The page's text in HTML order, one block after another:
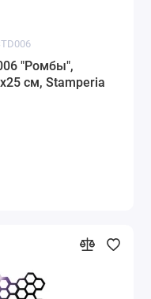
"Ромбы",
см, Stamperia